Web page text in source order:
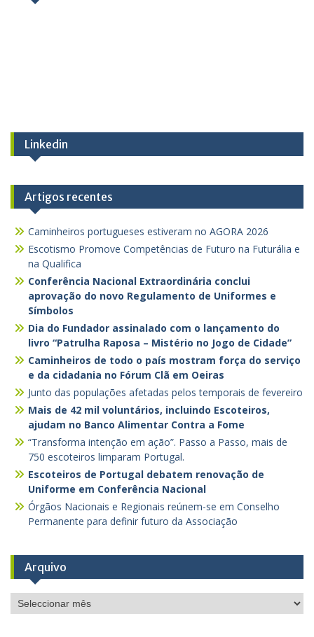
Linkedin
Artigos recentes
Caminheiros portugueses estiveram no AGORA 2026
Escotismo Promove Competências de Futuro na Futurália e
na Qualifica
Conferência Nacional Extraordinária conclui
aprovação do novo Regulamento de Uniformes e
Símbolos
Dia do Fundador assinalado com o lançamento do
livro “Patrulha Raposa – Mistério no Jogo de Cidade”
Caminheiros de todo o país mostram força do serviço
e da cidadania no Fórum Clã em Oeiras
Junto das populações afetadas pelos temporais de fevereiro
Mais de 42 mil voluntários, incluindo Escoteiros,
ajudam no Banco Alimentar Contra a Fome
“Transforma intenção em ação”. Passo a Passo, mais de
750 escoteiros limparam Portugal.
Escoteiros de Portugal debatem renovação de
Uniforme em Conferência Nacional
Órgãos Nacionais e Regionais reúnem-se em Conselho
Permanente para definir futuro da Associação
Arquivo
Arquivo